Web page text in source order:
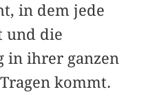
in dem jede
und die
in ihrer ganzen
kommt.